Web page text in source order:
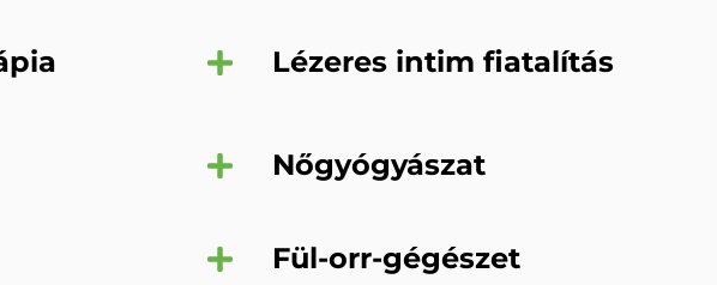
Lézeres intim fiatalítás
Nőgyógyászat
Fül-orr-gégészet